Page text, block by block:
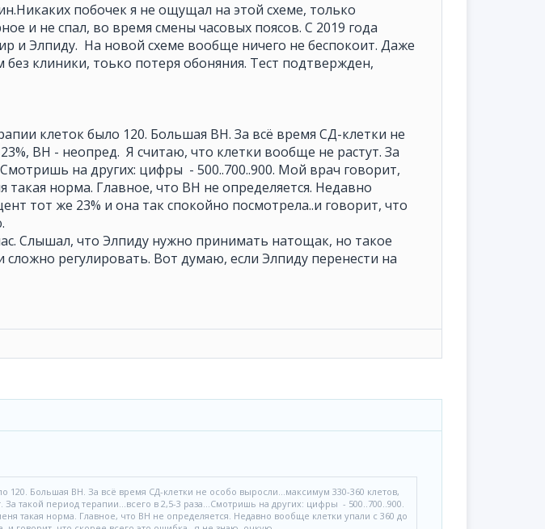
побочек я не ощущал на этой схеме, только
и не спал, во время смены часовых поясов. С 2019 года
и Элпиду. На новой схеме вообще ничего не беспокоит. Даже
без клиники, тоько потеря обоняния. Тест подтвержден,
клеток было 120. Большая ВН. За всё время СД-клетки не
ВН - неопред. Я считаю, что клетки вообще не растут. За
на других: цифры - 500..700..900. Мой врач говорит,
норма. Главное, что ВН не определяется. Недавно
тот же 23% и она так спокойно посмотрела..и говорит, что
Слышал, что Элпиду нужно принимать натощак, но такое
сложно регулировать. Вот думаю, если Элпиду перенести на
120. Большая ВН. За всё время СД-клетки не особо выросли...максимум 330-360 клетов,
такой период терапии...всего в 2,5-3 раза...Смотришь на других: цифры - 500..700..900.
такая норма. Главное, что ВН не определяется. Недавно вообще клетки упали с 360 до